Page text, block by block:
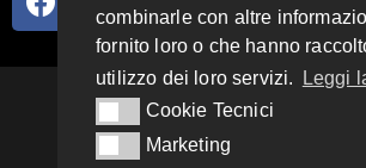
93.4 E 95.3 FM
combinarle con altre
fornito loro o che hanno
utilizzo dei loro servizi.
Leggi
Cookie Tecnici
Cookie Tecnici
MarketingMarketing